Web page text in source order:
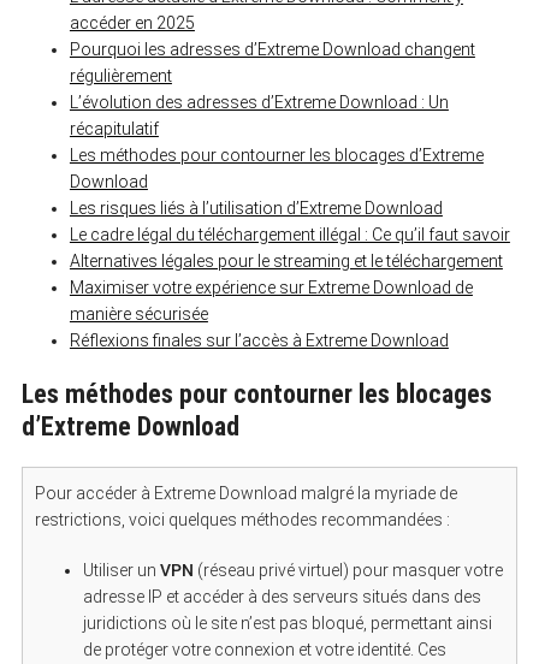
accéder en 2025
Pourquoi les adresses d’Extreme Download changent
régulièrement
L’évolution des adresses d’Extreme Download : Un
récapitulatif
Les méthodes pour contourner les blocages d’Extreme
Download
Les risques liés à l’utilisation d’Extreme Download
Le cadre légal du téléchargement illégal : Ce qu’il faut savoir
Alternatives légales pour le streaming et le téléchargement
Maximiser votre expérience sur Extreme Download de
manière sécurisée
Réflexions finales sur l’accès à Extreme Download
Les méthodes pour contourner les blocages
d’Extreme Download
Pour accéder à Extreme Download malgré la myriade de
restrictions, voici quelques méthodes recommandées :
Utiliser un VPN (réseau privé virtuel) pour masquer votre
adresse IP et accéder à des serveurs situés dans des
juridictions où le site n’est pas bloqué, permettant ainsi
de protéger votre connexion et votre identité. Ces